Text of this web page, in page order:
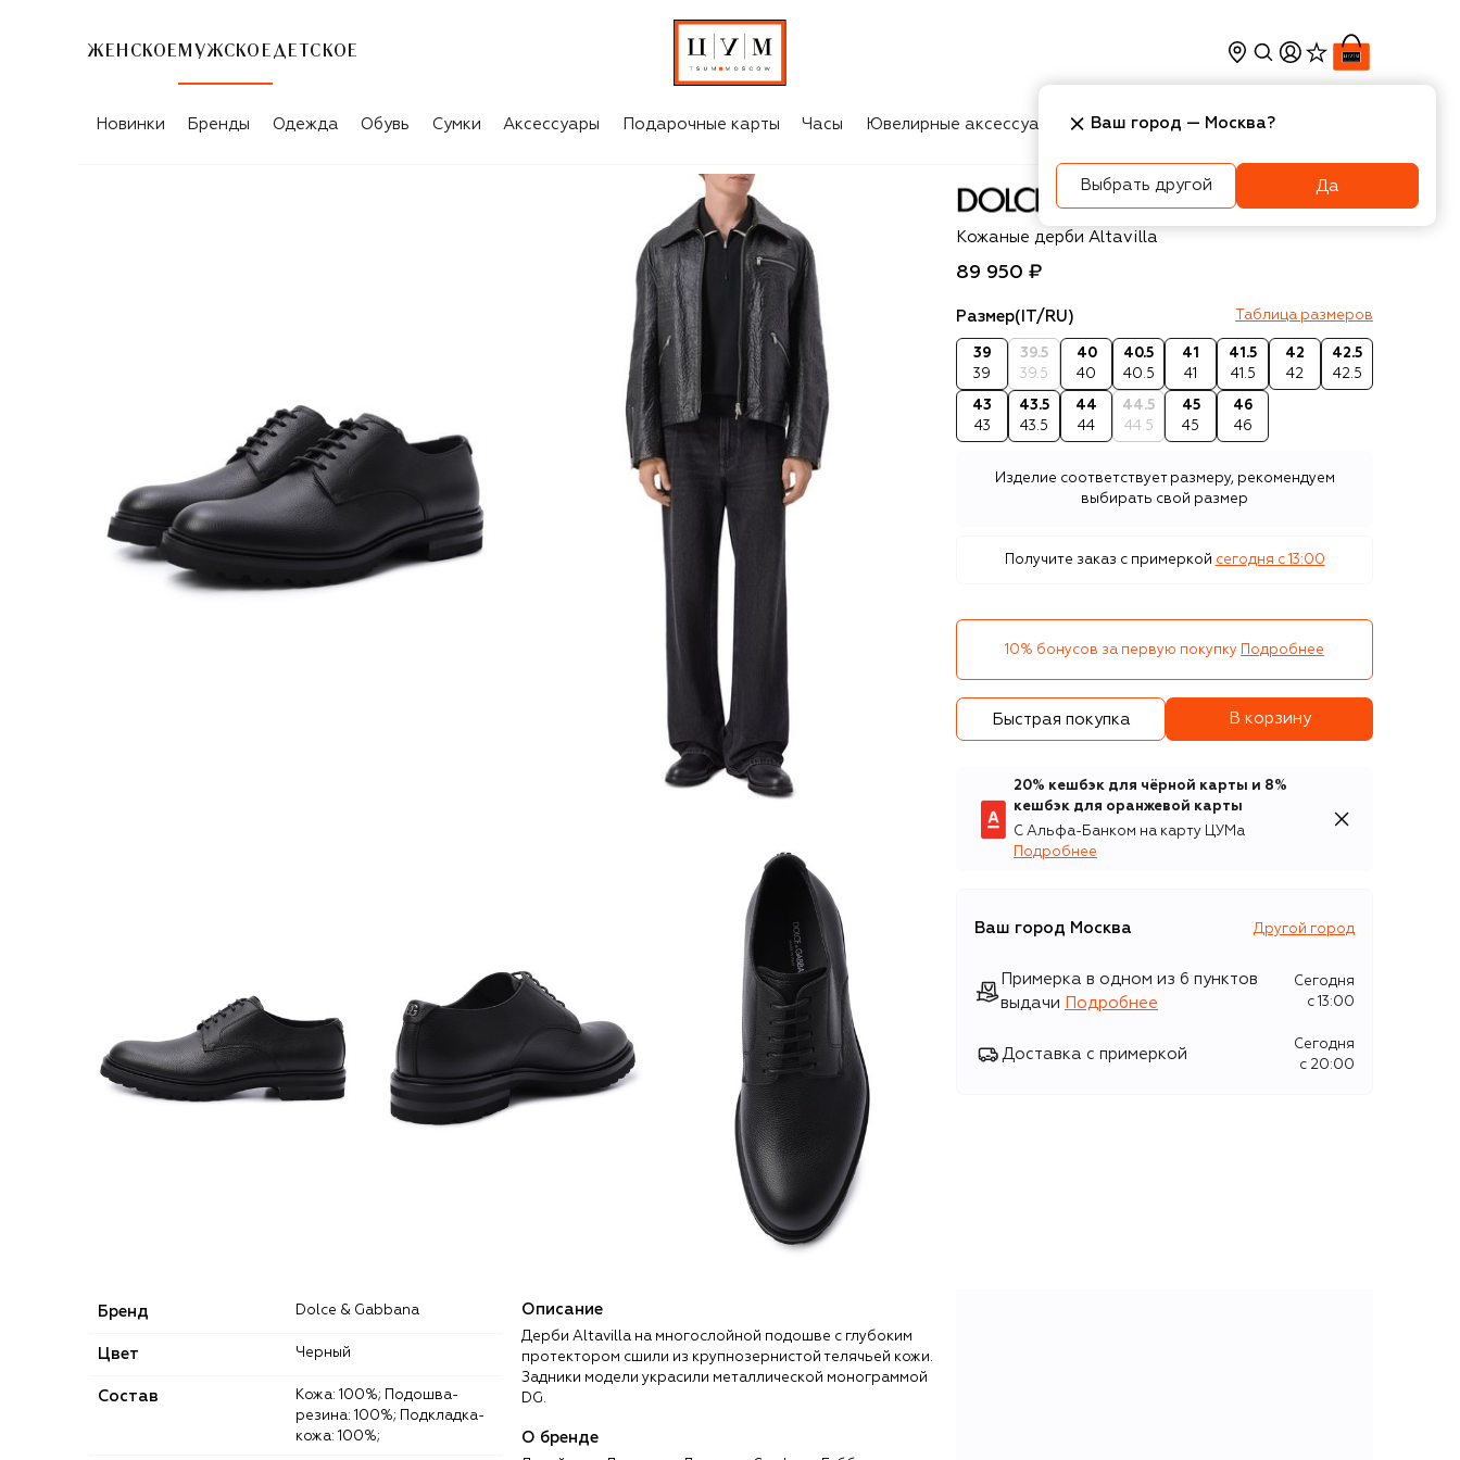
ЖЕНСКОЕ МУЖСКОЕ ДЕТСКОЕ
Новинки Бренды Одежда Обувь Сумки Аксессуары Подарочные карты Часы Ювелирные аксессуары Косметика Интерьер
Dolce & Gabbana
Кожаные дерби Altavilla
89 950 ₽
Размер(IT/RU) Таблица размеров
39
39
39.5
39.5
40
40
40.5
40.5
41
41
41.5
41.5
42
42
42.5
42.5
43
43
43.5
43.5
44
44
44.5
44.5
45
45
46
46
Изделие соответствует размеру, рекомендуем
выбирать свой размер
Получите заказ с примеркой сегодня c 13:00
10% бонусов за первую покупку Подробнее
Быстрая покупка В корзину
20% кешбэк для чёрной карты и 8%
кешбэк для оранжевой карты
С Альфа-Банком на карту ЦУМа
Подробнее
Ваш город Москва Другой город
Примерка в одном из 6 пунктов
выдачи
Подробнее
Сегодня
c 13:00
Доставка с примеркой
Сегодня
c 20:00
Бренд Dolce & Gabbana
Цвет Черный
Состав
Кожа: 100%; Подошва-
резина: 100%; Подкладка-
кожа: 100%;
Описание
Дерби Altavilla на многослойной подошве с глубоким
протектором сшили из крупнозернистой телячьей кожи.
Задники модели украсили металлической монограммой
DG.
О бренде
Ваш город — Москва?
Выбрать другой Да